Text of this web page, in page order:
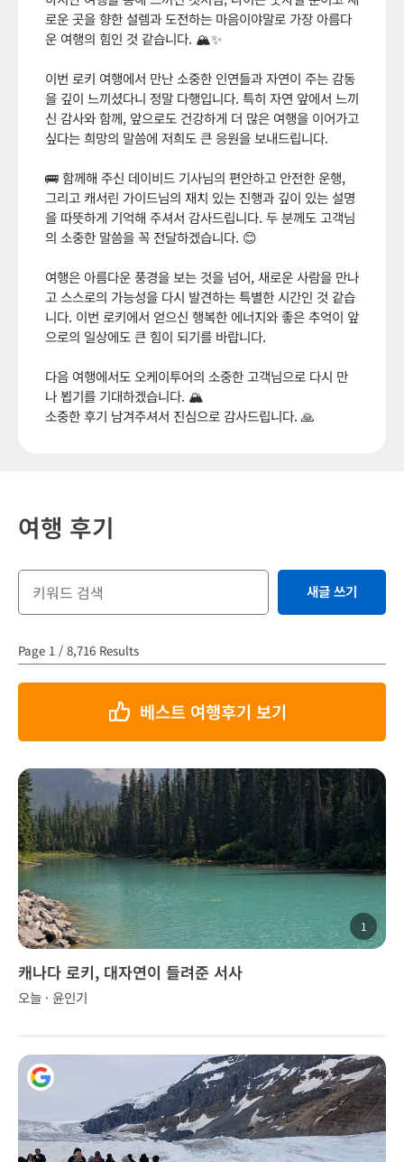
로운 곳을 향한 설렘과 도전하는 마음이야말로 가장 아름다
운 여행의 힘인 것 같습니다. 🏔️✨
이번 로키 여행에서 만난 소중한 인연들과 자연이 주는 감동
을 깊이 느끼셨다니 정말 다행입니다. 특히 자연 앞에서 느끼
신 감사와 함께, 앞으로도 건강하게 더 많은 여행을 이어가고
싶다는 희망의 말씀에 저희도 큰 응원을 보내드립니다.
🚌 함께해 주신 데이비드 기사님의 편안하고 안전한 운행,
그리고 캐서린 가이드님의 재치 있는 진행과 깊이 있는 설명
을 따뜻하게 기억해 주셔서 감사드립니다. 두 분께도 고객님
의 소중한 말씀을 꼭 전달하겠습니다. 😊
여행은 아름다운 풍경을 보는 것을 넘어, 새로운 사람을 만나
고 스스로의 가능성을 다시 발견하는 특별한 시간인 것 같습
니다. 이번 로키에서 얻으신 행복한 에너지와 좋은 추억이 앞
으로의 일상에도 큰 힘이 되기를 바랍니다.
다음 여행에서도 오케이투어의 소중한 고객님으로 다시 만
나 뵙기를 기대하겠습니다. 🏔️
소중한 후기 남겨주셔서 진심으로 감사드립니다. 🙏
여행 후기
새글 쓰기
Page 1 / 8,716 Results
베스트 여행후기 보기
1
캐나다 로키, 대자연이 들려준 서사
오늘 · 윤인기